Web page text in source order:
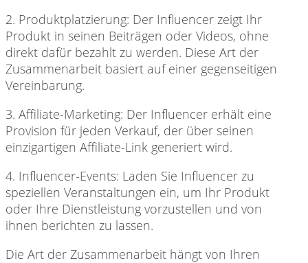
2. Produktplatzierung: Der Influencer zeigt Ihr
Produkt in seinen Beiträgen oder Videos, ohne
direkt dafür bezahlt zu werden. Diese Art der
Zusammenarbeit basiert auf einer gegenseitigen
Vereinbarung.
3. Affiliate-Marketing: Der Influencer erhält eine
Provision für jeden Verkauf, der über seinen
einzigartigen Affiliate-Link generiert wird.
4. Influencer-Events: Laden Sie Influencer zu
speziellen Veranstaltungen ein, um Ihr Produkt
oder Ihre Dienstleistung vorzustellen und von
ihnen berichten zu lassen.
Die Art der Zusammenarbeit hängt von Ihren